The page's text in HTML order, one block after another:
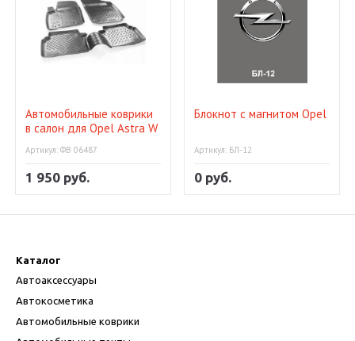
Автомобильные коврики
в салон для Opel Astra W
Артикул: ФВ 06487
1 950 руб.
Блокнот с магнитом Opel
Артикул: БЛ-12
0 руб.
Каталог
Автоаксессуары
Автокосметика
Автомобильные коврики